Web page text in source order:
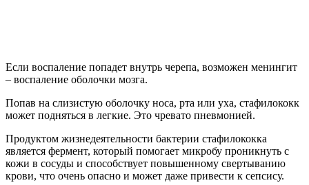
Если воспаление попадет внутрь черепа, возможен менингит
– воспаление оболочки мозга.
Попав на слизистую оболочку носа, рта или уха, стафилококк
может подняться в легкие. Это чревато пневмонией.
Продуктом жизнедеятельности бактерии стафилококка
является фермент, который помогает микробу проникнуть с
кожи в сосуды и способствует повышенному свертыванию
крови, что очень опасно и может даже привести к сепсису.